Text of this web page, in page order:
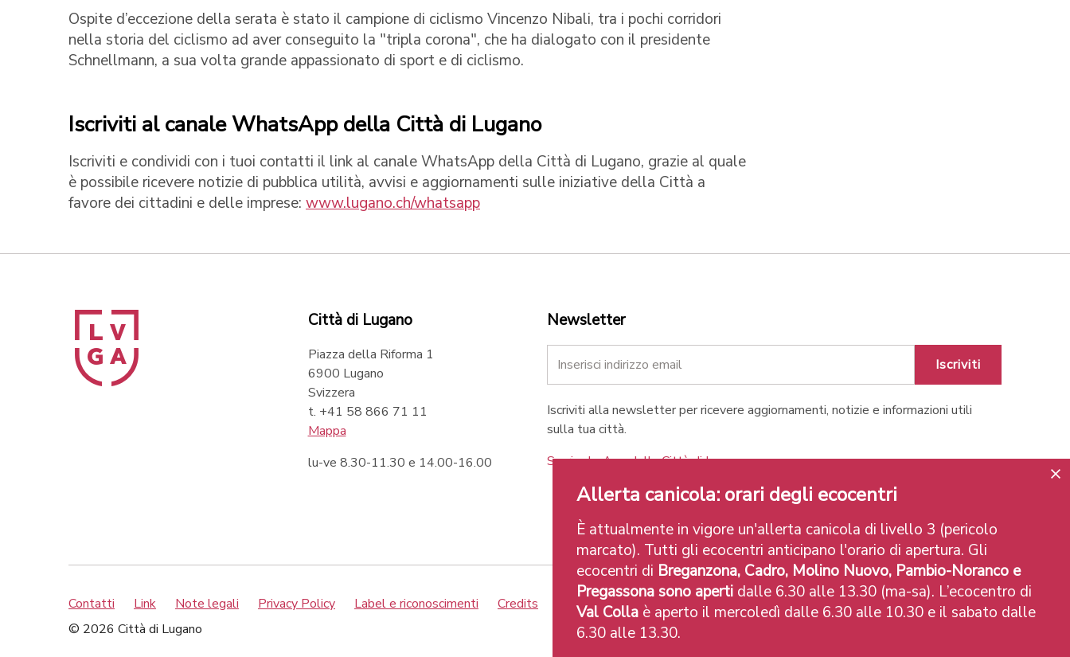
Ospite d’eccezione della serata è stato il campione di ciclismo Vincenzo Nibali, tra i pochi corridori
nella storia del ciclismo ad aver conseguito la "tripla corona", che ha dialogato con il presidente
Schnellmann, a sua volta grande appassionato di sport e di ciclismo.
Iscriviti al canale WhatsApp della Città di Lugano
Iscriviti e condividi con i tuoi contatti il link al canale WhatsApp della Città di Lugano, grazie al quale
è possibile ricevere notizie di pubblica utilità, avvisi e aggiornamenti sulle iniziative della Città a
favore dei cittadini e delle imprese: www.lugano.ch/whatsapp
Città di Lugano
Piazza della Riforma 1
6900 Lugano
Svizzera
t. +41 58 866 71 11
Mappa
lu-ve 8.30-11.30 e 14.00-16.00
Newsletter
Iscriviti
Iscriviti alla newsletter per ricevere aggiornamenti, notizie e informazioni utili
sulla tua città.
Scarica le App della Città di Lugano
Contatti Link Note legali Privacy Policy Label e riconoscimenti
Credits
© 2026 Città di Lugano
Allerta canicola: orari degli ecocentri
È attualmente in vigore un'allerta canicola di livello 3 (pericolo
marcato). Tutti gli ecocentri anticipano l'orario di apertura. Gli
ecocentri di Breganzona, Cadro, Molino Nuovo, Pambio-Noranco e
Pregassona sono aperti dalle 6.30 alle 13.30 (ma-sa). L’ecocentro di
Val Colla è aperto il mercoledì dalle 6.30 alle 10.30 e il sabato dalle
6.30 alle 13.30.